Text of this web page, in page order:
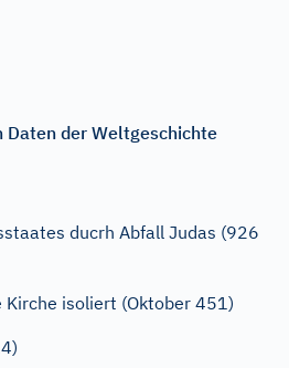
der Weltgeschichte
ducrh Abfall Judas (926
Kirche isoliert (Oktober 451)